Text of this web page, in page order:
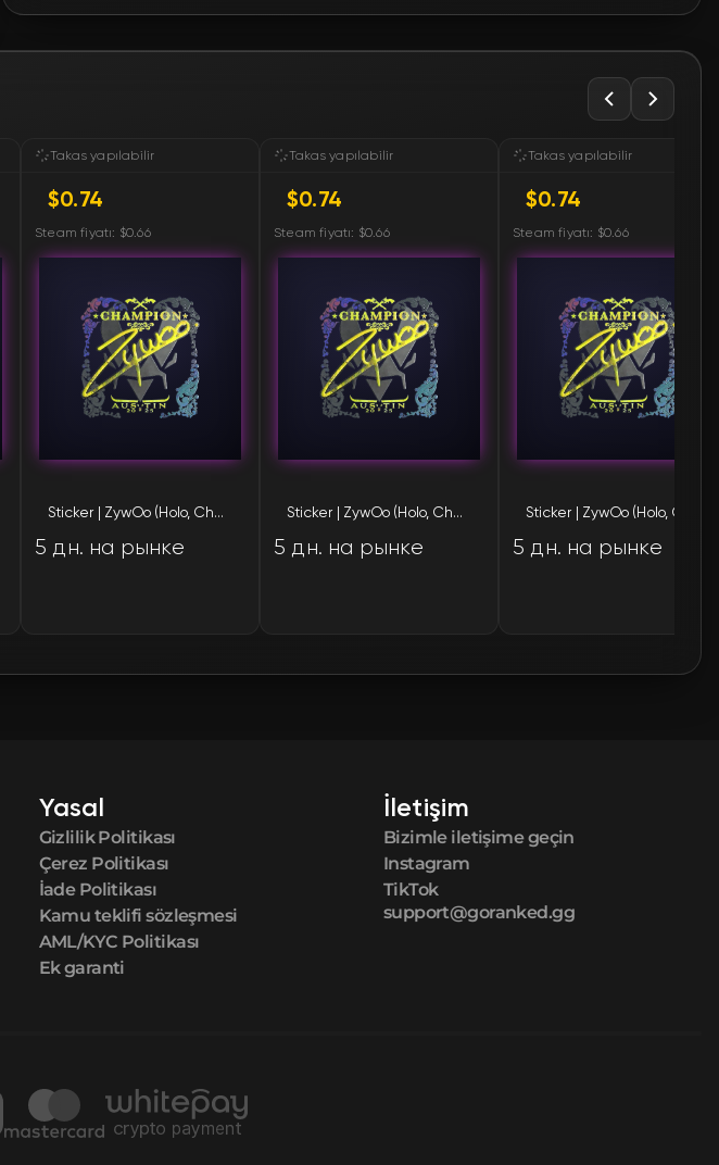
$0.74 🛒
$0.74
FN
FN $0.75🛒
$0.75🛒
$0.75🛒
$0.75🛒
FN $0.76🛒
FN $0.77🛒
FN $0.77🛒
FN
FN
Takas yapılabilir
$0.74
Steam fiyatı: $0.66
Sticker | ZywOo (Holo, Champion) | Austin 2025
5 дн. на рынке
Takas yapılabilir
$0.74
Steam fiyatı: $0.66
Sticker | ZywOo (Holo, Champion) | Austin 2025
5 дн. на рынке
Takas yapılabilir
$0.74
Steam fiyatı: $0.66
5 дн. на рынке
Yasal
Gizlilik Politikası
Çerez Politikası
İade Politikası
Kamu teklifi sözleşmesi
AML/KYC Politikası
Ek garanti
İletişim
Bizimle iletişime geçin
Instagram
TikTok
support@goranked.gg